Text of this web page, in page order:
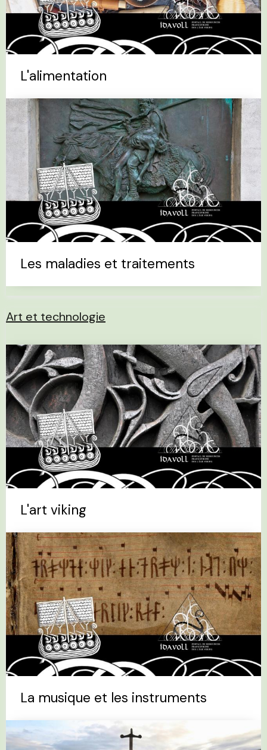
L'alimentation
Les maladies et traitements
Art et technologie
L'art viking
La musique et les instruments